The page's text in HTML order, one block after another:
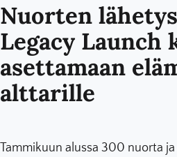
Nuorten
Legacy Launch
asettamaan
alttarille
Tammikuun alussa 300 nuorta